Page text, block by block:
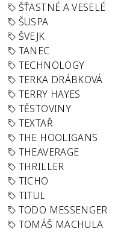
ŠŤASTNÉ A VESELÉ
ŠUSPA
ŠVEJK
TANEC
TECHNOLOGY
TERKA DRÁBKOVÁ
TERRY HAYES
TĚSTOVINY
TEXTAŘ
THE HOOLIGANS
THEAVERAGE
THRILLER
TICHO
TITUL
TODO MESSENGER
TOMÁŠ MACHULA